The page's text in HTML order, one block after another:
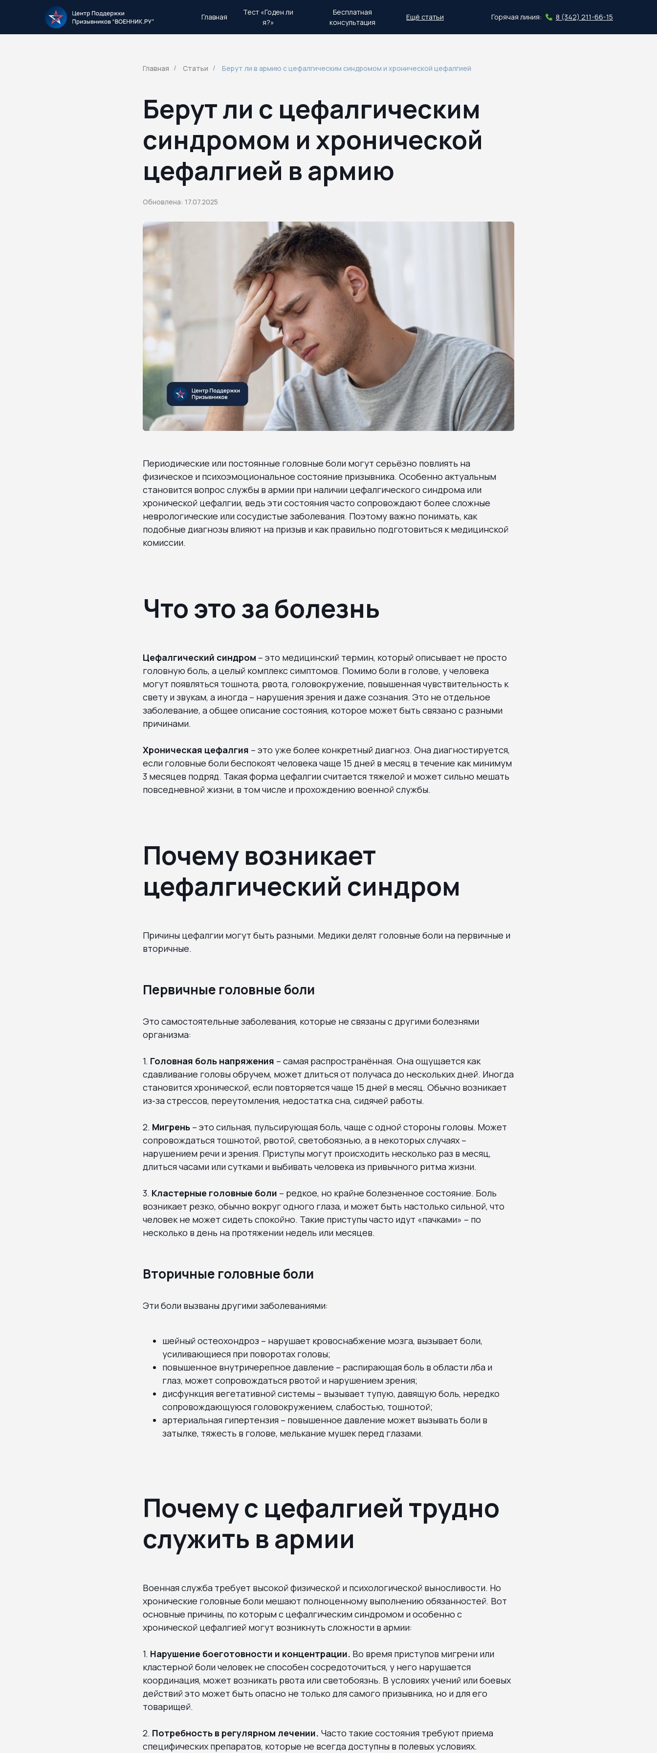
8 (342) 211-66-15
Горячая линия:
Ещё статьи
Тест «Годен ли
я?»
Главная
Бесплатная
консультация
Главная / Статьи / Берут ли в армию с цефалгическим синдромом и хронической цефалгией
Берут ли с цефалгическим
синдромом и хронической
цефалгией в армию
Обновлена: 17.07.2025
Периодические или постоянные головные боли могут серьёзно повлиять на
физическое и психоэмоциональное состояние призывника. Особенно актуальным
становится вопрос службы в армии при наличии цефалгического синдрома или
хронической цефалгии, ведь эти состояния часто сопровождают более сложные
неврологические или сосудистые заболевания. Поэтому важно понимать, как
подобные диагнозы влияют на призыв и как правильно подготовиться к медицинской
комиссии.
Что это за болезнь
Цефалгический синдром – это медицинский термин, который описывает не просто
головную боль, а целый комплекс симптомов. Помимо боли в голове, у человека
могут появляться тошнота, рвота, головокружение, повышенная чувствительность к
свету и звукам, а иногда – нарушения зрения и даже сознания. Это не отдельное
заболевание, а общее описание состояния, которое может быть связано с разными
причинами.
Хроническая цефалгия – это уже более конкретный диагноз. Она диагностируется,
если головные боли беспокоят человека чаще 15 дней в месяц в течение как минимум
3 месяцев подряд. Такая форма цефалгии считается тяжелой и может сильно мешать
повседневной жизни, в том числе и прохождению военной службы.
Почему возникает
цефалгический синдром
Причины цефалгии могут быть разными. Медики делят головные боли на первичные и
вторичные.
Первичные головные боли
Это самостоятельные заболевания, которые не связаны с другими болезнями
организма:
1. Головная боль напряжения – самая распространённая. Она ощущается как
сдавливание головы обручем, может длиться от получаса до нескольких дней. Иногда
становится хронической, если повторяется чаще 15 дней в месяц. Обычно возникает
из-за стрессов, переутомления, недостатка сна, сидячей работы.
2. Мигрень – это сильная, пульсирующая боль, чаще с одной стороны головы. Может
сопровождаться тошнотой, рвотой, светобоязнью, а в некоторых случаях –
нарушением речи и зрения. Приступы могут происходить несколько раз в месяц,
длиться часами или сутками и выбивать человека из привычного ритма жизни.
3. Кластерные головные боли – редкое, но крайне болезненное состояние. Боль
возникает резко, обычно вокруг одного глаза, и может быть настолько сильной, что
человек не может сидеть спокойно. Такие приступы часто идут «пачками» – по
несколько в день на протяжении недель или месяцев.
Вторичные головные боли
Эти боли вызваны другими заболеваниями:
шейный остеохондроз – нарушает кровоснабжение мозга, вызывает боли,
усиливающиеся при поворотах головы;
повышенное внутричерепное давление – распирающая боль в области лба и
глаз, может сопровождаться рвотой и нарушением зрения;
дисфункция вегетативной системы – вызывает тупую, давящую боль, нередко
сопровождающуюся головокружением, слабостью, тошнотой;
артериальная гипертензия – повышенное давление может вызывать боли в
затылке, тяжесть в голове, мелькание мушек перед глазами.
Почему с цефалгией трудно
служить в армии
Военная служба требует высокой физической и психологической выносливости. Но
хронические головные боли мешают полноценному выполнению обязанностей. Вот
основные причины, по которым с цефалгическим синдромом и особенно с
хронической цефалгией могут возникнуть сложности в армии:
1. Нарушение боеготовности и концентрации. Во время приступов мигрени или
кластерной боли человек не способен сосредоточиться, у него нарушается
координация, может возникать рвота или светобоязнь. В условиях учений или боевых
действий это может быть опасно не только для самого призывника, но и для его
товарищей.
2. Потребность в регулярном лечении. Часто такие состояния требуют приема
специфических препаратов, которые не всегда доступны в полевых условиях.